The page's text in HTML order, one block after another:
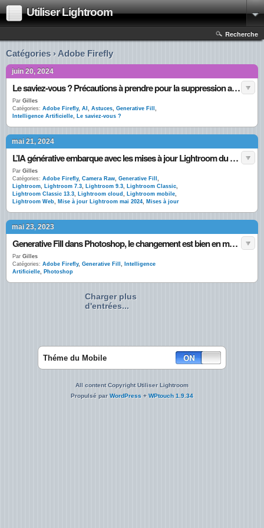
Utiliser Lightroom
Recherche
Catégories › Adobe Firefly
juin 20, 2024
Le saviez-vous ? Précautions à prendre pour la suppression avec IA générative
Par Gilles
Catégories: Adobe Firefly, AI , Astuces, Generative Fill ,
Intelligence Artificielle, Le saviez-vous ?
mai 21, 2024
L’IA générative embarque avec les mises à jour Lightroom du printemps 2024 !
Par Gilles
Catégories: Adobe Firefly, Camera Raw, Generative Fill ,
Lightroom, Lightroom 7.3, Lightroom 9.3, Lightroom Classic,
Lightroom Classic 13.3, Lightroom cloud , Lightroom mobile,
Lightroom Web, Mise à jour Lightroom mai 2024, Mises à jour
mai 23, 2023
Generative Fill dans Photoshop, le changement est bien en marche.
Par Gilles
Catégories: Adobe Firefly, Generative Fill ,
Intelligence
Artificielle, Photoshop
Charger plus
d'entrées...
Théme du Mobile
All content Copyright Utiliser Lightroom
Propulsé parWordPress + WPtouch 1.9.34